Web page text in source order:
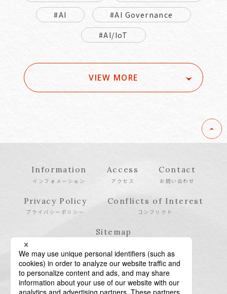
#AI
#AI Governance
#AI/IoT
VIEW MORE
Information
インフォメーション
Access
アクセス
Contact
お問い合わせ
Privacy Policy
プライバシーポリシー
Conflicts of Interest
コンフリクト
Sitemap